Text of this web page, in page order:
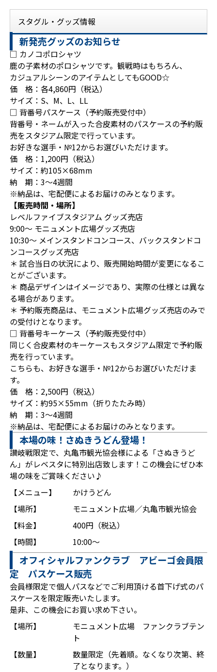
スタグル・グッズ情報
新発売グッズのお知らせ
□ カノコポロシャツ
鹿の子素材のポロシャツです。観戦時はもちろん、
カジュアルシーンのアイテムとしてもGOOD☆
価 格：各4,860円（税込）
サイズ：S、M、L、LL
□ 背番号パスケース（予約販売受付中）
背番号・ネームが入った合皮素材のパスケースの予約販
売をスタジアム限定で行っています。
お好きな選手・№12からお選びいただけます。
価 格：1,200円（税込）
サイズ：約105×68mm
納 期：3～4週間
※納品は、宅配便によるお届けのみとなります。
【販売時間・場所】
レベルファイブスタジアム グッズ売店
9:00～ モニュメント広場グッズ売店
10:30～ メインスタンドコンコース、バックスタンドコ
ンコースグッズ売店
＊ 試合当日の状況により、販売開始時間が変更になるこ
とがございます。
＊ 商品デザインはイメージであり、実際の仕様とは異な
る場合があります。
＊ 予約販売商品は、モニュメント広場グッズ売店のみで
の受付けとなります。
□ 背番号キーケース（予約販売受付中）
同じく合皮素材のキーケースもスタジアム限定で予約販
売を行っています。
こちらも、お好きな選手・№12からお選びいただけま
す。
価 格：2,500円（税込）
サイズ：約95×55mm（折りたたみ時）
納 期：3～4週間
※納品は、宅配便によるお届けのみとなります。
本場の味！さぬきうどん登場！
讃岐戦限定で、丸亀市観光協会様による「さぬきうど
ん」がレベスタに特別出店致します！この機会にぜひ本
場の味をご賞味ください♪
【メニュー】
かけうどん
【場所】
モニュメント広場／丸亀市観光協会
【料金】
400円（税込）
【時間】
10:00～
オフィシャルファンクラブ アビーゴ会員限
定 パスケース販売
会員様限定で個人パスなどでご利用頂ける首下げ式のパ
スケースを限定販売いたします。
是非、この機会にお買い求め下さい。
【場所】
モニュメント広場 ファンクラブテン
ト
【数量】
数量限定（先着順。なくなり次第、終
了となります。）